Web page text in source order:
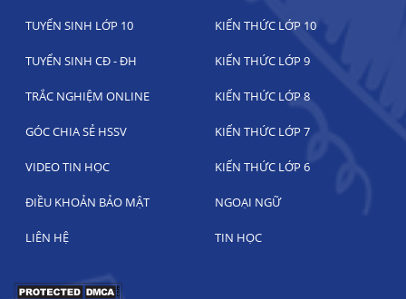
TUYỂN SINH LỚP 10 KIẾN THỨC LỚP 10
TUYỂN SINH CĐ - ĐH KIẾN THỨC LỚP 9
TRẮC NGHIỆM ONLINE KIẾN THỨC LỚP 8
GÓC CHIA SẺ HSSV KIẾN THỨC LỚP 7
VIDEO TIN HỌC KIẾN THỨC LỚP 6
ĐIỀU KHOẢN BẢO MẬT NGOẠI NGỮ
LIÊN HỆ TIN HỌC